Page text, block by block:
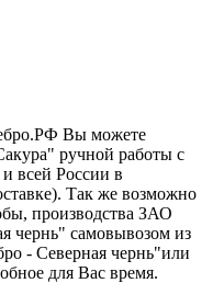
Вы можете
ручной работы с
всей России в
Так же возможно
производства ЗАО
чернь" самовывозом из
- Северная чернь"или
для Вас время.